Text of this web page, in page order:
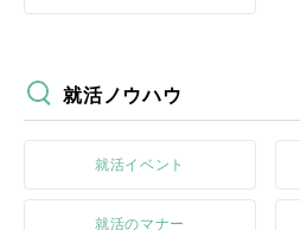
就活ノウハウ
就活イベント
就活のマナー